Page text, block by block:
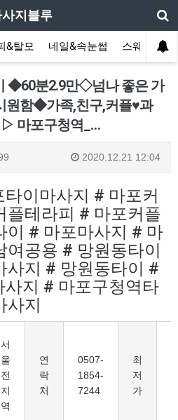
사지블루
&탈모 네일&속눈썹 스웨디시(
◆60분2.9만◇넘나 좋은 가
원함◆가족,친구,커플♥과
마포구청역_…
2020.12.21 12:04
이마사지 # 마포커
플테라피 # 마포커플
이 # 마포마사지 # 마
공용 # 망원동타이
사지 # 망원동타이 #
지 # 마포구청역타
지
서
울
전
지
역
연
락
처
0507-
1854-
7244
최
저
가